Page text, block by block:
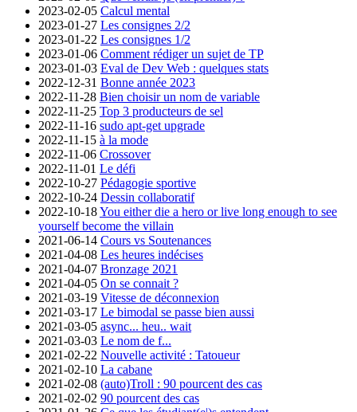
2023-02-05 Calcul mental
2023-01-27 Les consignes 2/2
2023-01-22 Les consignes 1/2
2023-01-06 Comment rédiger un sujet de TP
2023-01-03 Eval de Dev Web : quelques stats
2022-12-31 Bonne année 2023
2022-11-28 Bien choisir un nom de variable
2022-11-25 Top 3 producteurs de sel
2022-11-16 sudo apt-get upgrade
2022-11-15 à la mode
2022-11-06 Crossover
2022-11-01 Le défi
2022-10-27 Pédagogie sportive
2022-10-24 Dessin collaboratif
2022-10-18You either die a hero or live long enough to see
yourself become the villain
2021-06-14 Cours vs Soutenances
2021-04-08 Les heures indécises
2021-04-07 Bronzage 2021
2021-04-05 On se connait ?
2021-03-19 Vitesse de déconnexion
2021-03-17 Le bimodal se passe bien aussi
2021-03-05 async... heu.. wait
2021-03-03 Le nom de f...
2021-02-22 Nouvelle activité : Tatoueur
2021-02-10 La cabane
2021-02-08 (auto)Troll : 90 pourcent des cas
2021-02-02 90 pourcent des cas